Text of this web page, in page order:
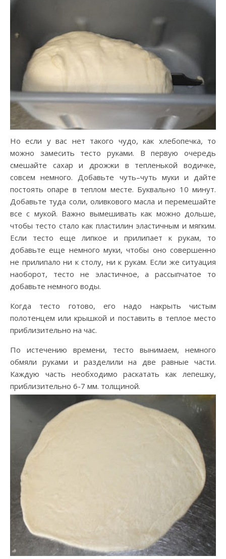
Но если у вас нет такого чудо, как хлебопечка, то
можно замесить тесто руками. В первую очередь
смешайте сахар и дрожжи в тепленькой водичке,
совсем немного. Добавьте чуть–чуть муки и дайте
постоять опаре в теплом месте. Буквально 10 минут.
Добавьте туда соли, оливкового масла и перемешайте
все с мукой. Важно вымешивать как можно дольше,
чтобы тесто стало как пластилин эластичным и мягким.
Если тесто еще липкое и прилипает к рукам, то
добавьте еще немного муки, чтобы оно совершенно
не прилипало ни к столу, ни к рукам. Если же ситуация
наоборот, тесто не эластичное, а рассыпчатое то
добавьте немного воды.
Когда тесто готово, его надо накрыть чистым
полотенцем или крышкой и поставить в теплое место
приблизительно на час.
По истечению времени, тесто вынимаем, немного
обмяли руками и разделили на две равные части.
Каждую часть необходимо раскатать как лепешку,
приблизительно 6-7 мм. толщиной.